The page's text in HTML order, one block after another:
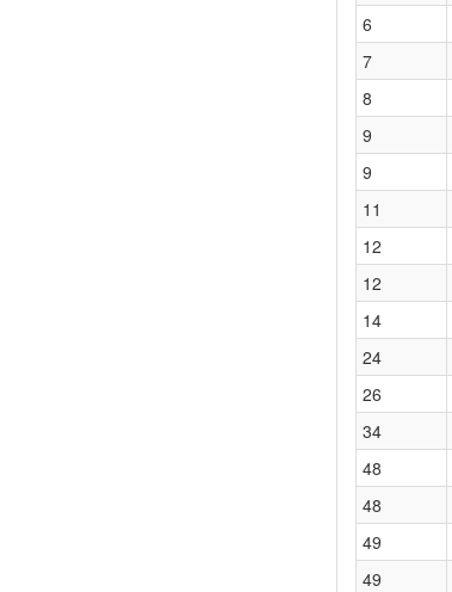
6
7
8
9
9
11
12
12
14
24
26
34
48
48
49
49